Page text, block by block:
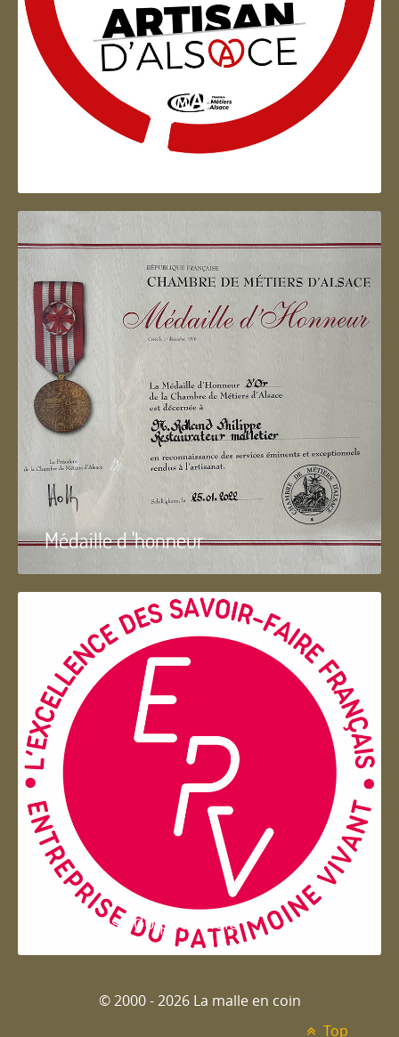
Artisan d'Alsace
Médaille d 'honneur
Entreprise du patrimoie
© 2000 - 2026 La malle en coin
Top